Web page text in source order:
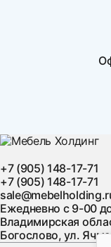
+7 (905) 148-17-71
+7 (905) 148-17-71
Ежедневно с 9-00
Владимирская
Богослово, ул.